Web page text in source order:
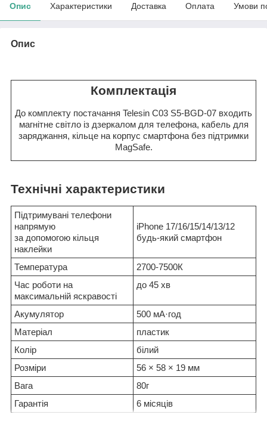
Опис Характеристики Доставка Оплата Умови
Опис
Комплектація
До комплекту постачання Telesin C03 S5-BGD-07 входить
магнітне світло із дзеркалом для телефона, кабель для
заряджання, кільце на корпус смартфона без підтримки
MagSafe.
Технічні характеристики
Підтримувані телефони
напрямую
за допомогою кільця
наклейки
iPhone 17/16/15/14/13/12
будь-який смартфон
Температура
2700-7500К
Час роботи на
максимальній яскравості
до 45 хв
Акумулятор
500 мА·год
Матеріал
пластик
Колір
білий
Розміри
56 × 58 × 19 мм
Вага
80г
Гарантія
6 місяців